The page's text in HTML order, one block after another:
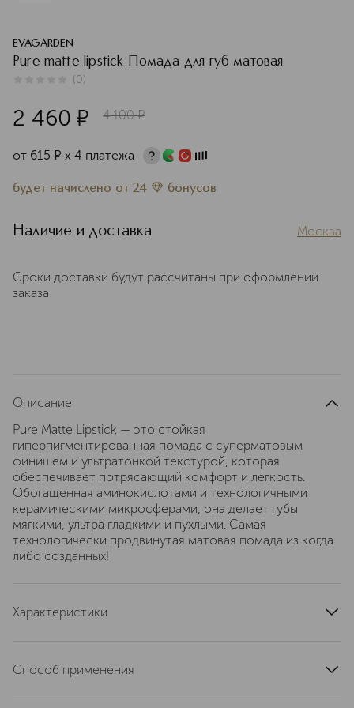
EVAGARDEN
Pure matte lipstick Помада для губ матовая
(0)
2 460 ¤ 4 100 ¤
от 615 ¤ х 4 платежа
будет начислено от 24 бонусов
Наличие и доставка Москва
Сроки доставки будут рассчитаны при оформлении
заказа
Описание
Pure Matte Lipstick — это стойкая
гиперпигментированная помада с суперматовым
финишем и ультратонкой текстурой, которая
обеспечивает потрясающий комфорт и легкость.
Обогащенная аминокислотами и технологичными
керамическими микросферами, она делает губы
мягкими, ультра гладкими и пухлыми. Самая
технологически продвинутая матовая помада из когда
либо созданных!
Характеристики
артикул
Способ применения